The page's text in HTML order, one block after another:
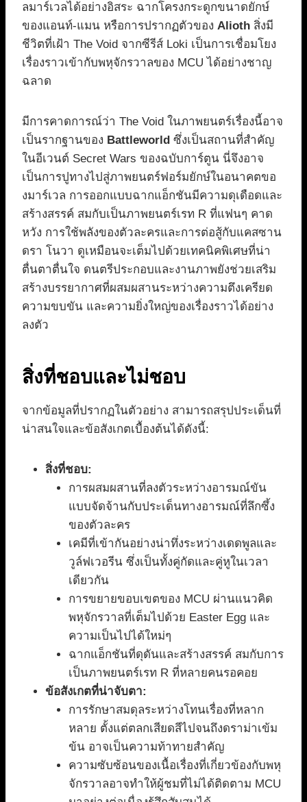
ลมาร์เวลได้อย่างอิสระ ฉากโครงกระดูกขนาดยักษ์
ของแอนท์-แมน หรือการปรากฏตัวของ Alioth สิ่งมี
ชีวิตที่เฝ้า The Void จากซีรีส์ Loki เป็นการเชื่อมโยง
เรื่องราวเข้ากับพหุจักรวาลของ MCU ได้อย่างชาญ
ฉลาด
มีการคาดการณ์ว่า The Void ในภาพยนตร์เรื่องนี้อาจ
เป็นรากฐานของ Battleworld ซึ่งเป็นสถานที่สำคัญ
ในอีเวนต์ Secret Wars ของฉบับการ์ตูน นี่จึงอาจ
เป็นการปูทางไปสู่ภาพยนตร์ฟอร์มยักษ์ในอนาคตขอ
งมาร์เวล การออกแบบฉากแอ็กชันมีความดุเดือดและ
สร้างสรรค์ สมกับเป็นภาพยนตร์เรท R ที่แฟนๆ คาด
หวัง การใช้พลังของตัวละครและการต่อสู้กับแคสซาน
ดรา โนวา ดูเหมือนจะเต็มไปด้วยเทคนิคพิเศษที่น่า
ตื่นตาตื่นใจ ดนตรีประกอบและงานภาพยังช่วยเสริม
สร้างบรรยากาศที่ผสมผสานระหว่างความตึงเครียด
ความขบขัน และความยิ่งใหญ่ของเรื่องราวได้อย่าง
ลงตัว
สิ่งที่ชอบและไม่ชอบ
จากข้อมูลที่ปรากฏในตัวอย่าง สามารถสรุปประเด็นที่
น่าสนใจและข้อสังเกตเบื้องต้นได้ดังนี้:
สิ่งที่ชอบ:
การผสมผสานที่ลงตัวระหว่างอารมณ์ขัน
แบบจัดจ้านกับประเด็นทางอารมณ์ที่ลึกซึ้ง
ของตัวละคร
เคมีที่เข้ากันอย่างน่าทึ่งระหว่างเดดพูลและ
วูล์ฟเวอรีน ซึ่งเป็นทั้งคู่กัดและคู่หูในเวลา
เดียวกัน
การขยายขอบเขตของ MCU ผ่านแนวคิด
พหุจักรวาลที่เต็มไปด้วย Easter Egg และ
ความเป็นไปได้ใหม่ๆ
ฉากแอ็กชันที่ดุดันและสร้างสรรค์ สมกับการ
เป็นภาพยนตร์เรท R ที่หลายคนรอคอย
ข้อสังเกตที่น่าจับตา:
การรักษาสมดุลระหว่างโทนเรื่องที่หลาก
หลาย ตั้งแต่ตลกเสียดสีไปจนถึงดราม่าเข้ม
ข้น อาจเป็นความท้าทายสำคัญ
ความซับซ้อนของเนื้อเรื่องที่เกี่ยวข้องกับพหุ
จักรวาลอาจทำให้ผู้ชมที่ไม่ได้ติดตาม MCU